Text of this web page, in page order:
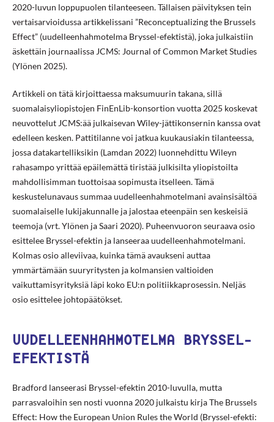
2020-luvun loppupuolen tilanteeseen. Tällaisen päivityksen tein
vertaisarvioidussa artikkelissani ”Reconceptualizing the Brussels
Effect” (uudelleenhahmotelma Bryssel-efektistä), joka julkaistiin
äskettäin journaalissa JCMS: Journal of Common Market Studies
(Ylönen 2025).
Artikkeli on tätä kirjoittaessa maksumuurin takana, sillä
suomalaisyliopistojen FinEnLib-konsortion vuotta 2025 koskevat
neuvottelut JCMS:ää julkaisevan Wiley-jättikonsernin kanssa ovat
edelleen kesken. Pattitilanne voi jatkua kuukausiakin tilanteessa,
jossa datakartelliksikin (Lamdan 2022) luonnehdittu Wileyn
rahasampo yrittää epäilemättä tiristää julkisilta yliopistoilta
mahdollisimman tuottoisaa sopimusta itselleen. Tämä
keskustelunavaus summaa uudelleenhahmotelmani avainsisältöä
suomalaiselle lukijakunnalle ja jalostaa eteenpäin sen keskeisiä
teemoja (vrt. Ylönen ja Saari 2020). Puheenvuoron seuraava osio
esittelee Bryssel-efektin ja lanseeraa uudelleenhahmotelmani.
Kolmas osio alleviivaa, kuinka tämä avaukseni auttaa
ymmärtämään suuryritysten ja kolmansien valtioiden
vaikuttamisyrityksiä läpi koko EU:n politiikkaprosessin. Neljäs
osio esittelee johtopäätökset.
UUDELLEENHAHMOTELMA BRYSSEL-
EFEKTISTÄ
Bradford lanseerasi Bryssel-efektin 2010-luvulla, mutta
parrasvaloihin sen nosti vuonna 2020 julkaistu kirja The Brussels
Effect: How the European Union Rules the World (Bryssel-efekti: